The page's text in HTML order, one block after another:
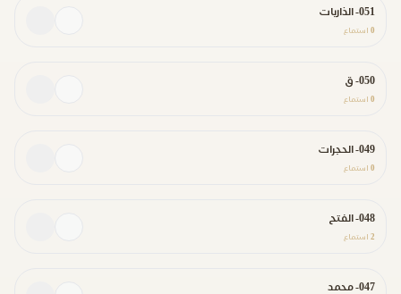
051- الذاريات
0 استماع
050- ق
0 استماع
049- الحجرات
0 استماع
048- الفتح
2 استماع
047- محمد